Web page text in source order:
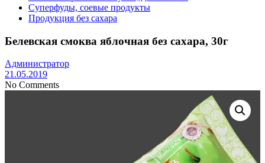
Суперфуды, соевые продукты
Продукция без сахара
Белевская смоква яблочная без сахара, 30г
Администратор
21.05.2019
No Comments